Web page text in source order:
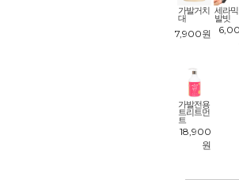
가발거치
대
7,900원
세라
발빗
가발전용
트리트먼
트
18,900
원